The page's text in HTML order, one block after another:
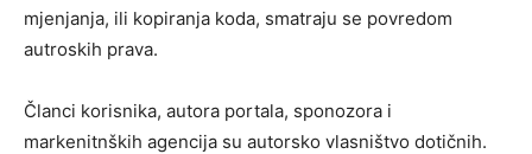
mjenjanja, ili kopiranja koda, smatraju se povredom
autroskih prava.
Članci korisnika, autora portala, sponozora i
markenitnških agencija su autorsko vlasništvo dotičnih.